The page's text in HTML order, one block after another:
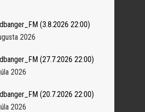
(3.8.2026 22:00)
2026
(27.7.2026 22:00)
2026
(20.7.2026 22:00)
2026